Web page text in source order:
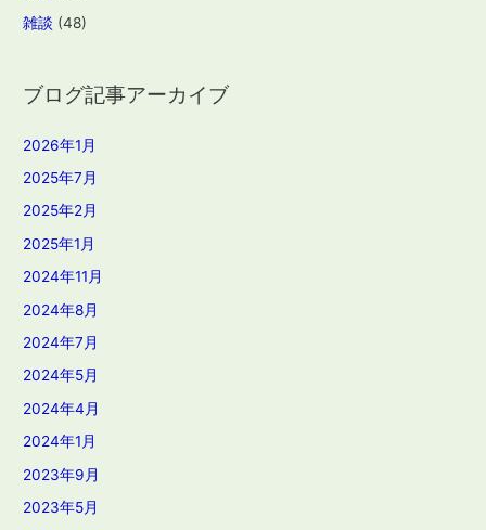
雑談 (48)
ブログ記事アーカイブ
2026年1月
2025年7月
2025年2月
2025年1月
2024年11月
2024年8月
2024年7月
2024年5月
2024年4月
2024年1月
2023年9月
2023年5月